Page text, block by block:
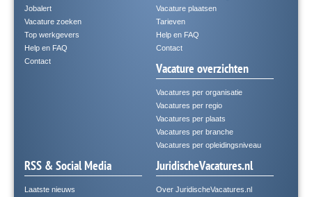
Jobalert
Vacature zoeken
Top werkgevers
Help en FAQ
Contact
Vacature plaatsen
Tarieven
Help en FAQ
Contact
Vacature overzichten
Vacatures per organisatie
Vacatures per regio
Vacatures per plaats
Vacatures per branche
Vacatures per opleidingsniveau
RSS & Social Media
Laatste nieuws
JuridischeVacatures.nl
Over JuridischeVacatures.nl